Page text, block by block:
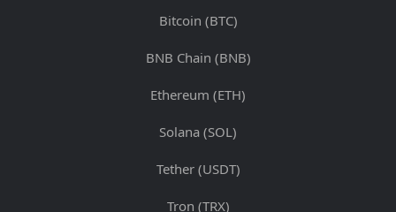
Bitcoin (BTC)
BNB Chain (BNB)
Ethereum (ETH)
Solana (SOL)
Tether (USDT)
Tron (TRX)